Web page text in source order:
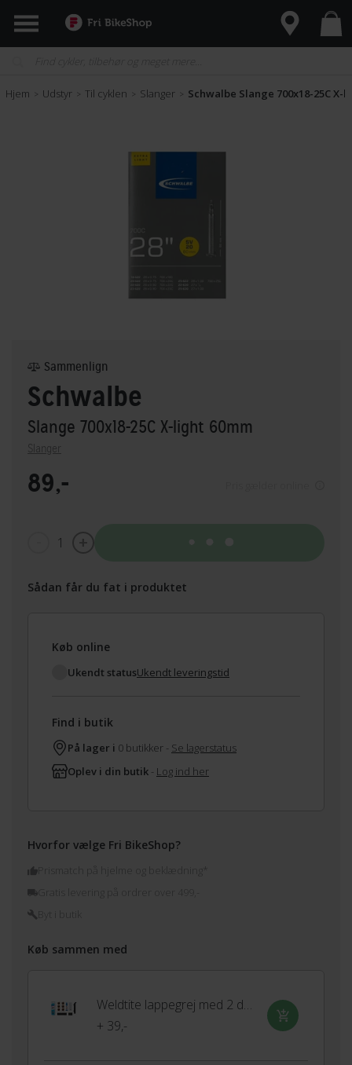
Hjem > Udstyr > Til cyklen > Slanger > Schwalbe Slange 700x18-25C X-
Schwalbe
Slange 700x18-25C X-light 60mm
Slanger
Sammenlign
89,-
1
Sådan får du fat i produktet
Køb online
Ukendt statusUkendt leveringstid
Find i butik
På lager i 0 butikker - Se lagerstatus
Oplev i din butik - Log ind her
Hvorfor vælge Fri BikeShop?
Prismatch på hjelme og beklædning*
Køb sammen med
Weldtite lappegrej med 2 dækjern og 6 lapper
+ 39,-